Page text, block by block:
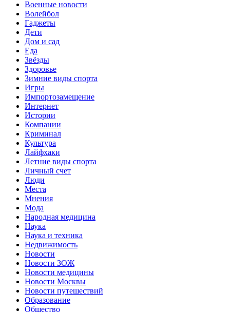
Военные новости
Волейбол
Гаджеты
Дети
Дом и сад
Еда
Звёзды
Здоровье
Зимние виды спорта
Игры
Импортозамещение
Интернет
Истории
Компании
Криминал
Культура
Лайфхаки
Летние виды спорта
Личный счет
Люди
Места
Мнения
Мода
Народная медицина
Наука
Наука и техника
Недвижимость
Новости
Новости ЗОЖ
Новости медицины
Новости Москвы
Новости путешествий
Образование
Общество